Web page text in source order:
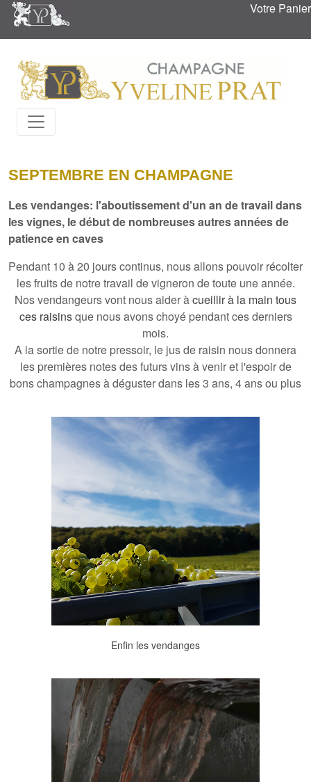
Votre Panier
SEPTEMBRE EN CHAMPAGNE
Les vendanges: l'aboutissement d'un an de travail dans
les vignes, le début de nombreuses autres années de
patience en caves
Pendant 10 à 20 jours continus, nous allons pouvoir récolter
les fruits de notre travail de vigneron de toute une année.
Nos vendangeurs vont nous aider àcueillir à la main tous
ces raisinsque nous avons choyé pendant ces derniers
mois.
A la sortie de notre pressoir, le jus de raisin nous donnera
les premières notes des futurs vins à venir et l'espoirde
bons champagnes à dégusterdans les 3 ans, 4 ans ou plus
Enfin les vendanges